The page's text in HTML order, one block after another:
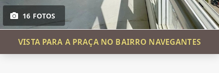
16 FOTOS
VISTA PARA A PRAÇA NO BAIRRO NAVEGANTES